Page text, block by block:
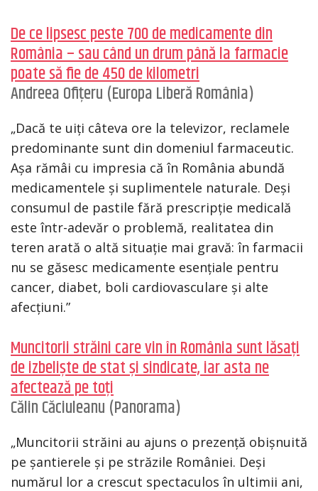
De ce lipsesc peste 700 de medicamente din
România – sau când un drum până la farmacie
poate să fie de 450 de kilometri
Andreea Ofițeru (Europa Liberă România)
„Dacă te uiți câteva ore la televizor, reclamele
predominante sunt din domeniul farmaceutic.
Așa rămâi cu impresia că în România abundă
medicamentele și suplimentele naturale. Deși
consumul de pastile fără prescripție medicală
este într-adevăr o problemă, realitatea din
teren arată o altă situație mai gravă: în farmacii
nu se găsesc medicamente esențiale pentru
cancer, diabet, boli cardiovasculare și alte
afecțiuni.”
Muncitorii străini care vin în România sunt lăsați
de izbeliște de stat și sindicate, iar asta ne
afectează pe toți
Călin Căciuleanu (Panorama)
„Muncitorii străini au ajuns o prezență obișnuită
pe șantierele și pe străzile României. Deși
numărul lor a crescut spectaculos în ultimii ani,